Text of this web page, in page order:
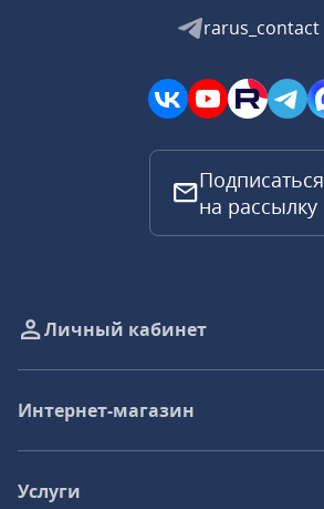
rarus_contact
Подписаться
на рассылку
Личный кабинет
Интернет-магазин
Услуги